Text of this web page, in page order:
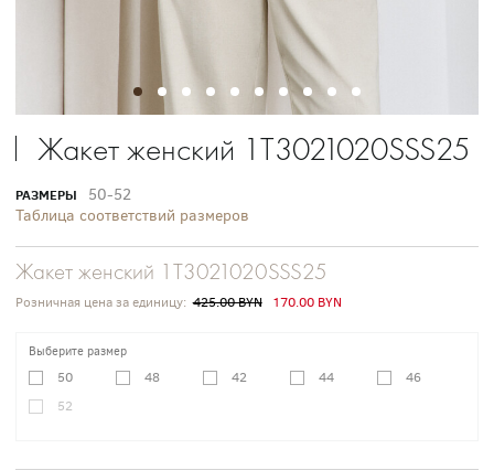
Жакет женский 1T3021020SSS25
РАЗМЕРЫ
50-52
Таблица соответствий размеров
Жакет женский 1T3021020SSS25
Розничная цена за единицу: 425.00 BYN 170.00 BYN
Выберите размер
50 48 42 44
46
52